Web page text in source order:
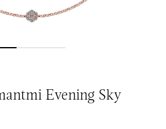
Evening Sky